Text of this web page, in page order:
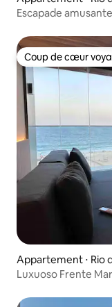
Escapade
Coup de cœur
Coup de cœur
Appartement ⋅ Rio
Luxuoso Frente